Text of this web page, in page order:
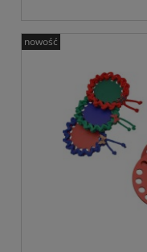
nowość